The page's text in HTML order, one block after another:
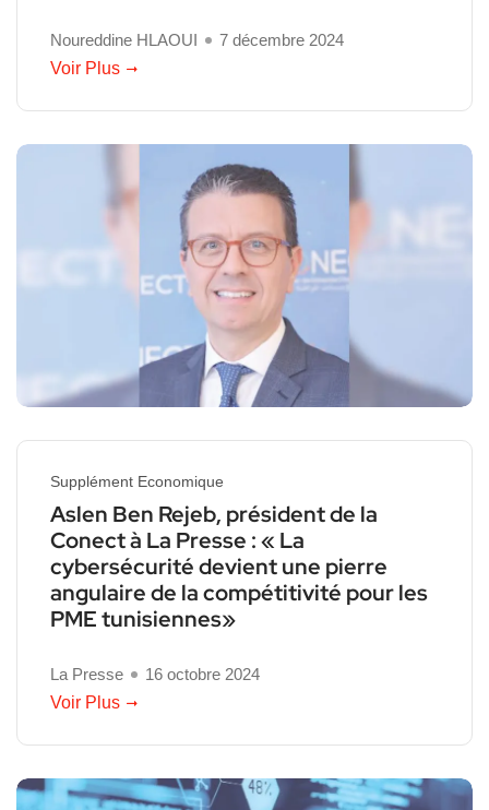
Noureddine HLAOUI
7 décembre 2024
Voir Plus
Supplément Economique
Aslen Ben Rejeb, président de la
Conect à La Presse : « La
cybersécurité devient une pierre
angulaire de la compétitivité pour les
PME tunisiennes»
La Presse
16 octobre 2024
Voir Plus